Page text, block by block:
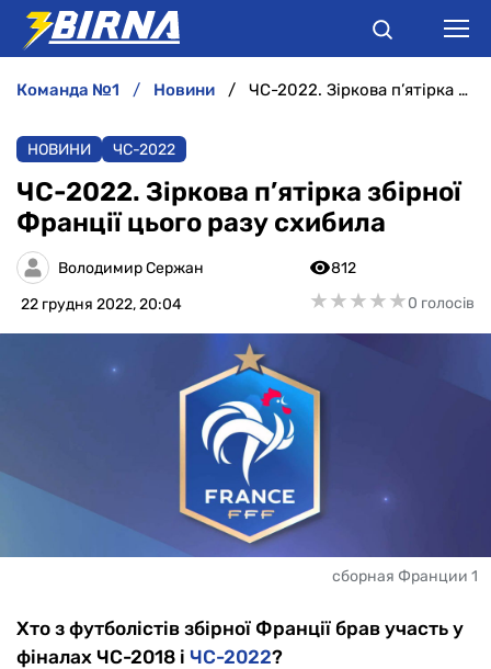
АНАЛІТИКА
ІНТЕРВ'Ю
РІЗНЕ
команда №1 новини ЧС-2022. Зіркова п’ятірка збірної Франції цього разу схибила
НОВИНИ ЧC-2022
ЧС-2022. Зіркова п’ятірка збірної
Франції цього разу схибила
Володимир Сержан
22 грудня 2022, 20:04
812
★★★★★
★★★★★0 голосів
сборная Франции 1
Хто з футболістів збірної Франції брав участь у
фіналах ЧС-2018 і ЧС-2022?